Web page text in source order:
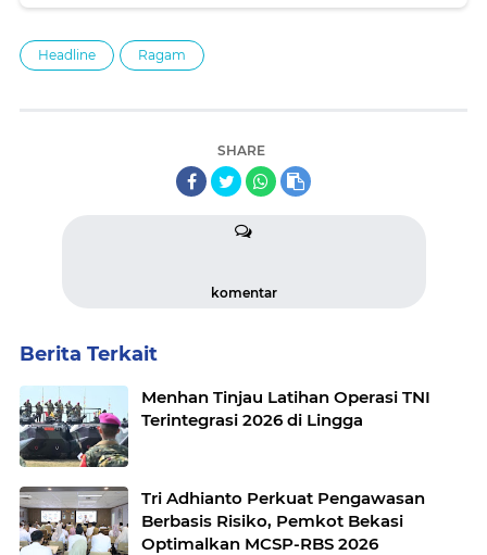
Headline Ragam
SHARE
komentar
Berita Terkait
Menhan Tinjau Latihan Operasi TNI
Terintegrasi 2026 di Lingga
Tri Adhianto Perkuat Pengawasan
Berbasis Risiko, Pemkot Bekasi
Optimalkan MCSP-RBS 2026